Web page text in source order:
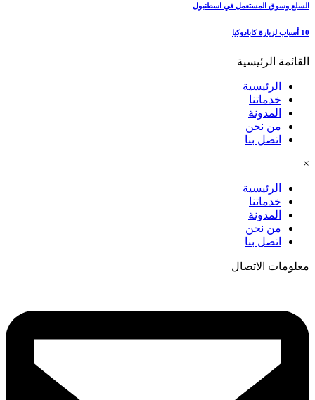
السلع وسوق المستعمل في اسطنبول
10 أسباب لزيارة كابادوكيا
القائمة الرئيسية
الرئيسية
خدماتنا
المدونة
من نحن
اتصل بنا
×
الرئيسية
خدماتنا
المدونة
من نحن
اتصل بنا
معلومات الاتصال